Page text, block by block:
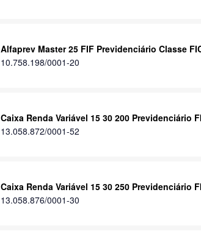
Alfaprev Master 25 FIF Previdenciário Classe
10.758.198/0001-20
Caixa Renda Variável 15 30 200 Previdenciário
13.058.872/0001-52
Caixa Renda Variável 15 30 250 Previdenciário
13.058.876/0001-30